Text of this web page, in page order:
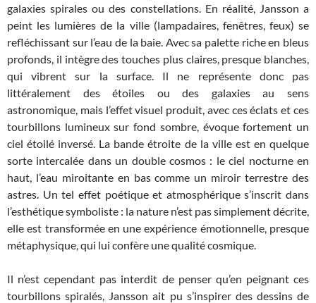
galaxies spirales ou des constellations. En réalité, Jansson a
peint les lumières de la ville (lampadaires, fenêtres, feux) se
refléchissant sur l’eau de la baie. Avec sa palette riche en bleus
profonds, il intègre des touches plus claires, presque blanches,
qui vibrent sur la surface. Il ne représente donc pas
littéralement des étoiles ou des galaxies au sens
astronomique, mais l’effet visuel produit, avec ces éclats et ces
tourbillons lumineux sur fond sombre, évoque fortement un
ciel étoilé inversé. La bande étroite de la ville est en quelque
sorte intercalée dans un double cosmos : le ciel nocturne en
haut, l’eau miroitante en bas comme un miroir terrestre des
astres. Un tel effet poétique et atmosphérique s’inscrit dans
l’esthétique symboliste : la nature n’est pas simplement décrite,
elle est transformée en une expérience émotionnelle, presque
métaphysique, qui lui confère une qualité cosmique.
Il n’est cependant pas interdit de penser qu’en peignant ces
tourbillons spiralés, Jansson ait pu s’inspirer des dessins de